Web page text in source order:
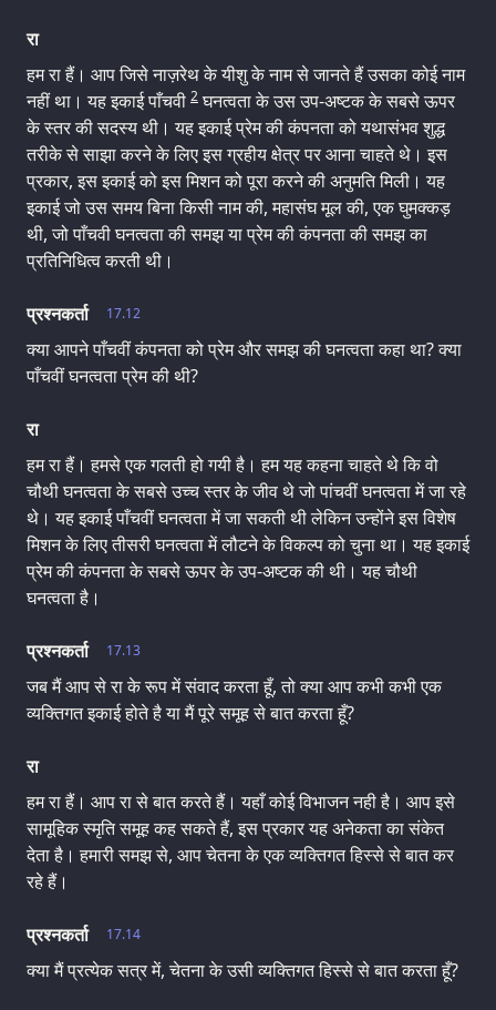
रा
हम रा हैं। आप जिसे नाज़रेथ के यीशु के नाम से जानते हैं उसका कोई नाम
नहीं था। यह इकाई पाँचवी 2घनत्वता के उस उप-अष्टक के सबसे ऊपर
के स्तर की सदस्य थी। यह इकाई प्रेम की कंपनता को यथासंभव शुद्ध
तरीके से साझा करने के लिए इस ग्रहीय क्षेत्र पर आना चाहते थे। इस
प्रकार, इस इकाई को इस मिशन को पूरा करने की अनुमति मिली। यह
इकाई जो उस समय बिना किसी नाम की, महासंघ मूल की, एक घुमक्कड़
थी, जो पाँचवी घनत्वता की समझ या प्रेम की कंपनता की समझ का
प्रतिनिधित्व करती थी।
17.12
प्रश्नकर्ता
क्या आपने पाँचवीं कंपनता को प्रेम और समझ की घनत्वता कहा था? क्या
पाँचवीं घनत्वता प्रेम की थी?
रा
हम रा हैं। हमसे एक गलती हो गयी है। हम यह कहना चाहते थे कि वो
चौथी घनत्वता के सबसे उच्च स्तर के जीव थे जो पांचवीं घनत्वता में जा रहे
थे। यह इकाई पाँचवीं घनत्वता में जा सकती थी लेकिन उन्होंने इस विशेष
मिशन के लिए तीसरी घनत्वता में लौटने के विकल्प को चुना था। यह इकाई
प्रेम की कंपनता के सबसे ऊपर के उप-अष्टक की थी। यह चौथी
घनत्वता है।
17.13
प्रश्नकर्ता
जब मैं आप से रा के रूप में संवाद करता हूँ, तो क्या आप कभी कभी एक
व्यक्तिगत इकाई होते है या मैं पूरे समूह से बात करता हूँ?
रा
हम रा हैं। आप रा से बात करते हैं। यहाँ कोई विभाजन नही है। आप इसे
सामूहिक स्मृति समूह कह सकते हैं, इस प्रकार यह अनेकता का संकेत
देता है। हमारी समझ से, आप चेतना के एक व्यक्तिगत हिस्से से बात कर
रहे हैं।
17.14
प्रश्नकर्ता
क्या मैं प्रत्येक सत्र में, चेतना के उसी व्यक्तिगत हिस्से से बात करता हूँ?